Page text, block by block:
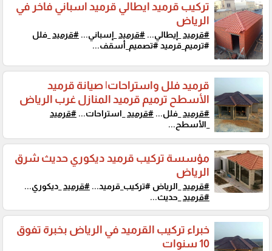
تركيب قرميد ايطالي قرميد اسباني فاخر في
الرياض
#قرميد _إيطالي... #قرميد _إسباني... #قرميد _فلل
#ترميم_قرميد #تصميم_أسقف...
قرميد فلل واستراحات| صيانة قرميد
الأسطح ترميم قرميد المنازل غرب الرياض
#قرميد _فلل... #قرميد _استراحات... #قرميد
_الأسطح...
مؤسسة تركيب قرميد ديكوري حديث شرق
الرياض
#قرميد _الرياض #تركيب_قرميد... #قرميد _ديكوري...
#قرميد _حديث...
خبراء تركيب القرميد في الرياض بخبرة تفوق
10 سنوات